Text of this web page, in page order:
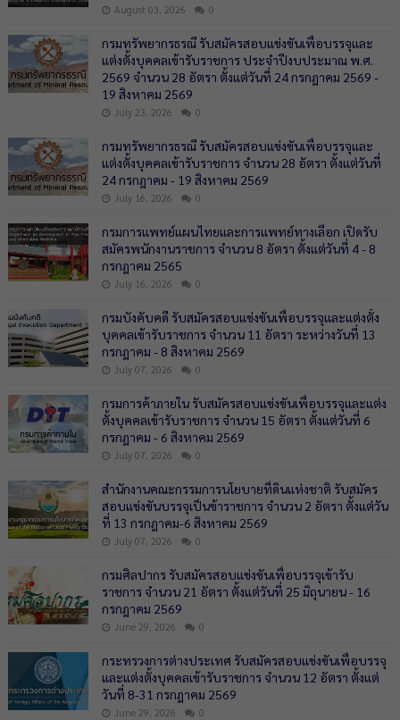
August 03, 2026 0
กรมทรัพยากรธรณี รับสมัครสอบแข่งขันเพื่อบรรจุและ
แต่งตั้งบุคคลเข้ารับราชการ ประจำปีงบประมาณ พ.ศ.
2569 จำนวน 28 อัตรา ตั้งแต่วันที่ 24 กรกฎาคม 2569 -
19 สิงหาคม 2569
July 23, 2026 0
กรมทรัพยากรธรณี รับสมัครสอบแข่งขันเพื่อบรรจุและ
แต่งตั้งบุคคลเข้ารับราชการ จำนวน 28 อัตรา ตั้งแต่วันที่
24 กรกฎาคม - 19 สิงหาคม 2569
July 16, 2026 0
กรมการแพทย์แผนไทยและการแพทย์ทางเลือก เปิดรับ
สมัครพนักงานราชการ จำนวน 8 อัตรา ตั้งแต่วันที่ 4 - 8
กรกฎาคม 2565
July 16, 2026 0
กรมบังคับคดี รับสมัครสอบแข่งขันเพื่อบรรจุและแต่งตั้ง
บุคคลเข้ารับราชการ จำนวน 11 อัตรา ระหว่างวันที่ 13
กรกฎาคม - 8 สิงหาคม 2569
July 07, 2026 0
กรมการค้าภายใน รับสมัครสอบแข่งขันเพื่อบรรจุและแต่ง
ตั้งบุคคลเข้ารับราชการ จำนวน 15 อัตรา ตั้งแต่วันที่ 6
กรกฎาคม - 6 สิงหาคม 2569
July 07, 2026 0
สำนักงานคณะกรรมการนโยบายที่ดินแห่งชาติ รับสมัคร
สอบแข่งขันบรรจุเป็นข้าราชการ จำนวน 2 อัตรา ตั้งแต่วัน
ที่ 13 กรกฎาคม-6 สิงหาคม 2569
July 07, 2026 0
กรมศิลปากร รับสมัครสอบแข่งขันเพื่อบรรจุเข้ารับ
ราชการ จำนวน 21 อัตรา ตั้งแต่วันที่ 25 มิถุนายน - 16
กรกฎาคม 2569
June 29, 2026 0
กระทรวงการต่างประเทศ รับสมัครสอบแข่งขันเพื่อบรรจุ
และแต่งตั้งบุคคลเข้ารับราชการ จำนวน 12 อัตรา ตั้งแต่
วันที่ 8-31 กรกฎาคม 2569
June 29, 2026 0